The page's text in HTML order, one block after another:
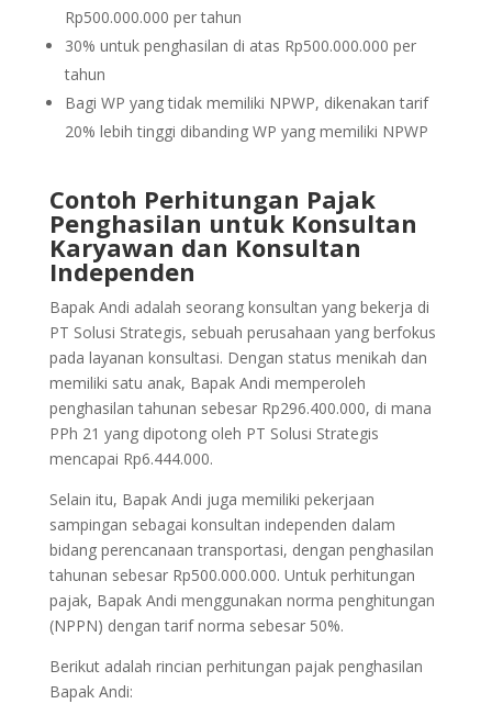
Rp500.000.000 per tahun
30% untuk penghasilan di atas Rp500.000.000 per
tahun
Bagi WP yang tidak memiliki NPWP, dikenakan tarif
20% lebih tinggi dibanding WP yang memiliki NPWP
Contoh Perhitungan Pajak
Penghasilan untuk Konsultan
Karyawan dan Konsultan
Independen
Bapak Andi adalah seorang konsultan yang bekerja di
PT Solusi Strategis, sebuah perusahaan yang berfokus
pada layanan konsultasi. Dengan status menikah dan
memiliki satu anak, Bapak Andi memperoleh
penghasilan tahunan sebesar Rp296.400.000, di mana
PPh 21 yang dipotong oleh PT Solusi Strategis
mencapai Rp6.444.000.
Selain itu, Bapak Andi juga memiliki pekerjaan
sampingan sebagai konsultan independen dalam
bidang perencanaan transportasi, dengan penghasilan
tahunan sebesar Rp500.000.000. Untuk perhitungan
pajak, Bapak Andi menggunakan norma penghitungan
(NPPN) dengan tarif norma sebesar 50%.
Berikut adalah rincian perhitungan pajak penghasilan
Bapak Andi: